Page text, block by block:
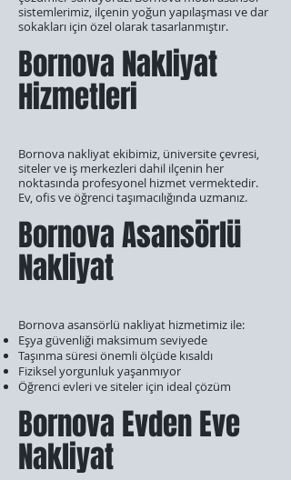
sistemlerimiz, ilçenin yoğun yapılaşması ve dar
sokakları için özel olarak tasarlanmıştır.
Bornova Nakliyat
Hizmetleri
Bornova nakliyat ekibimiz, üniversite çevresi,
siteler ve iş merkezleri dahil ilçenin her
noktasında profesyonel hizmet vermektedir.
Ev, ofis ve öğrenci taşımacılığında uzmanız.
Bornova Asansörlü
Nakliyat
Bornova asansörlü nakliyat hizmetimiz ile:
Eşya güvenliği maksimum seviyede
Taşınma süresi önemli ölçüde kısaldı
Fiziksel yorgunluk yaşanmıyor
Öğrenci evleri ve siteler için ideal çözüm
Bornova Evden Eve
Nakliyat